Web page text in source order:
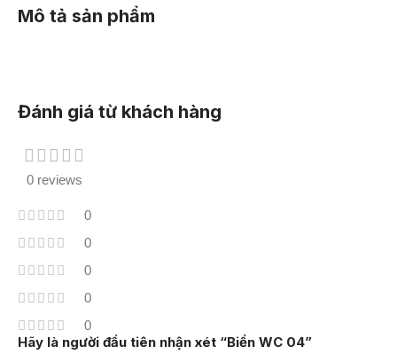
Mô tả sản phẩm
Đánh giá từ khách hàng
0 reviews
0
0
0
0
0
Hãy là người đầu tiên nhận xét “Biển WC 04”